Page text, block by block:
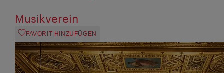
Musikverein
FAVORIT HINZUFÜGEN